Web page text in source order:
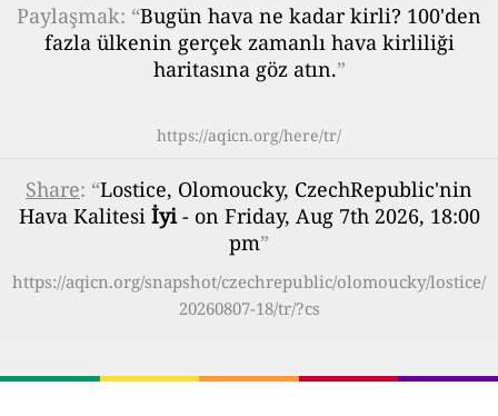
Paylaşmak: “Bugün hava ne kadar kirli? 100'den
fazla ülkenin gerçek zamanlı hava kirliliği
haritasına göz atın.”
https://aqicn.org/here/tr/
Share: “Lostice, Olomoucky, CzechRepublic'nin
Hava Kalitesi İyi- on Friday, Aug 7th 2026, 18:00
pm”
https://aqicn.org/snapshot/czechrepublic/olomoucky/lostice/
20260807-18/tr/?cs